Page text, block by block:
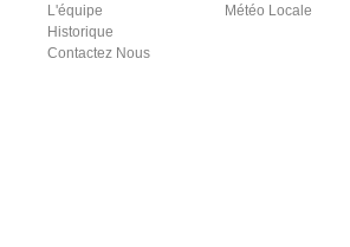
L'équipe
Historique
Contactez Nous
Météo Locale